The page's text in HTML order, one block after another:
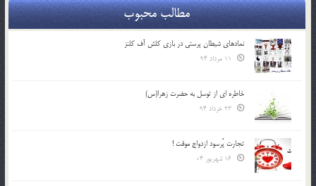
مطالب محبوب
نمادهای شیطان پرستی در بازی کلش آف کلنز
خاطره ای از توسل به حضرت زهرا(س)
تجارت پُرسود ازدواج موقت !